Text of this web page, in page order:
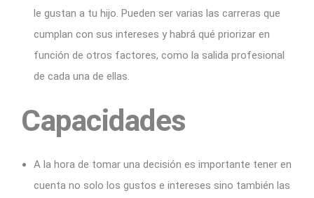
le gustan a tu hijo. Pueden ser varias las carreras que
cumplan con sus intereses y habrá qué priorizar en
función de otros factores, como la salida profesional
de cada una de ellas.
Capacidades
A la hora de tomar una decisión es importante tener en
cuenta no solo los gustos e intereses sino también las